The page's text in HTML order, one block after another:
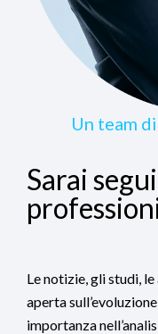
Un team
Sarai
Le notizie, gli studi,
aperta
importanza